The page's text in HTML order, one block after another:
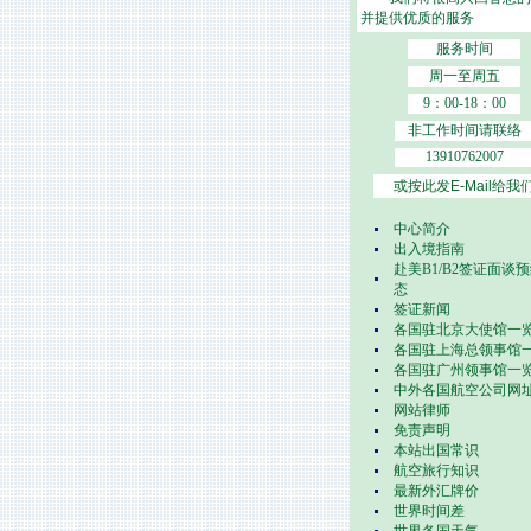
并提供优质的服务
服务时间
周一至周五
9：00-18：00
非工作时间请联络
13910762007
或按此发E-Mail给我
中心简介
出入境指南
赴美B1/B2签证面谈
态
签证新闻
各国驻北京大使馆一
各国驻上海总领事馆
各国驻广州领事馆一
中外各国航空公司网
网站律师
免责声明
本站出国常识
航空旅行知识
最新外汇牌价
世界时间差